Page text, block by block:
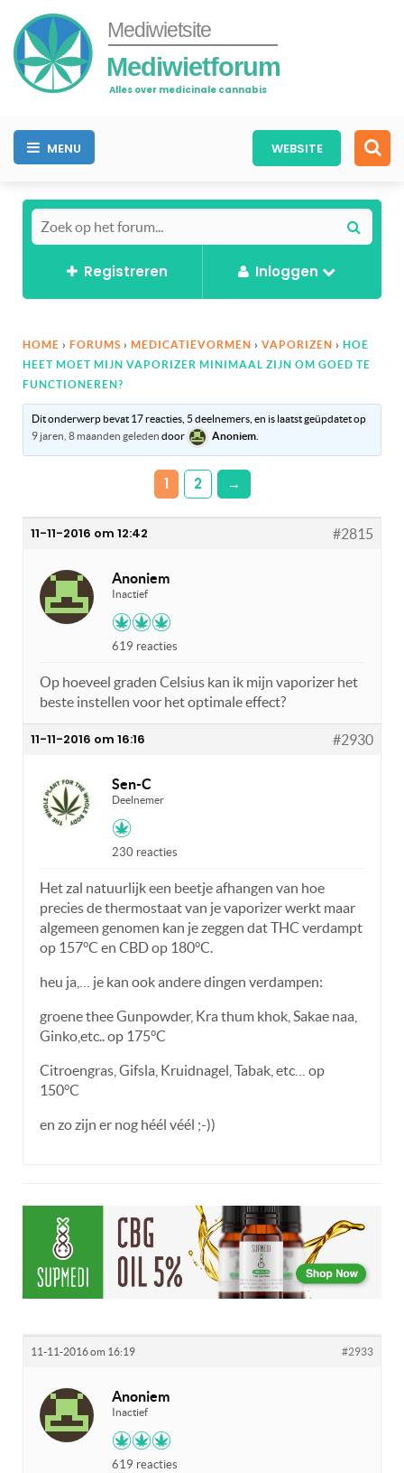
Mediwietsite
Mediwietforum
Alles over medicinale cannabis
MENU WEBSITE
Registreren Inloggen
HOME › FORUMS › MEDICATIEVORMEN › VAPORIZEN › HOE
HEET MOET MIJN VAPORIZER MINIMAAL ZIJN OM GOED TE
FUNCTIONEREN?
Dit onderwerp bevat 17 reacties, 5 deelnemers, en is laatst geüpdatet op
9 jaren, 8 maanden geleden door Anoniem
1 2 →
11-11-2016 om 12:42 #2815
Anoniem
Inactief
619 reacties
Op hoeveel graden Celsius kan ik mijn vaporizer het
beste instellen voor het optimale effect?
11-11-2016 om 16:16 #2930
Sen-C
Deelnemer
230 reacties
Het zal natuurlijk een beetje afhangen van hoe
precies de thermostaat van je vaporizer werkt maar
algemeen genomen kan je zeggen dat THC verdampt
op 157°C en CBD op 180°C.
heu ja,… je kan ook andere dingen verdampen:
groene thee Gunpowder, Kra thum khok, Sakae naa,
Ginko,etc.. op 175°C
Citroengras, Gifsla, Kruidnagel, Tabak, etc… op
150°C
en zo zijn er nog héél véél ;-))
11-11-2016 om 16:19 #2933
Anoniem
Inactief
619 reacties